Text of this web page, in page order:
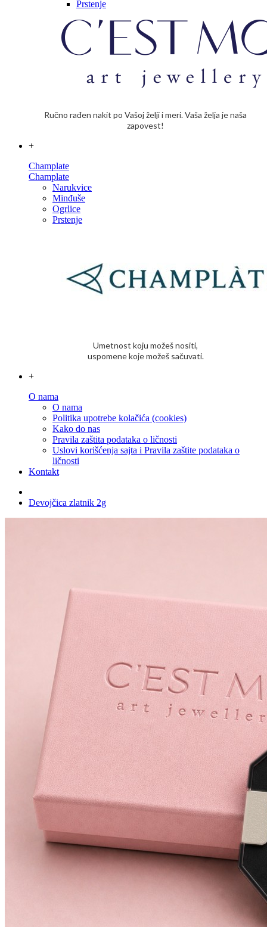
Prstenje
Ručno rađen nakit po Vašoj želji i meri. Vaša želja je naša
zapovest!
+
Champlate
Champlate
Narukvice
Minđuše
Ogrlice
Prstenje
Umetnost koju možeš nositi,
uspomene koje možeš sačuvati.
+
O nama
O nama
Politika upotrebe kolačića (cookies)
Kako do nas
Pravila zaštita podataka o ličnosti
Uslovi korišćenja sajta i Pravila zaštite podataka o
ličnosti
Kontakt
Devojčica zlatnik 2g